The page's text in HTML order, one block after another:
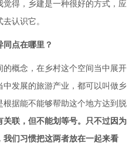
觉得，乡建是一种很好的方式，应
认识它。
点在哪里？
的概念，在乡村这个空间当中展开
发展的旅游产业，都可以叫做乡
据能不能够帮助这个地方达到脱
关联，但不能划等号。 只不过因为
们习惯把这两者放在一起来看